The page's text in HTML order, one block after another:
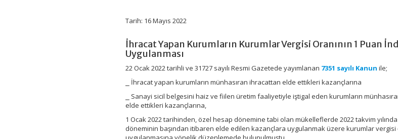
Tarih: 16 Mayıs 2022
İhracat Yapan Kurumların Kurumlar Vergisi Oranının 1 Puan
Uygulanması
22 Ocak 2022 tarihli ve 31727 sayılı Resmi Gazetede yayımlanan 7351 sayılı Kanun ile;
⎯ İhracat yapan kurumların münhasıran ihracattan elde ettikleri kazançlarına
⎯ Sanayi sicil belgesini haiz ve fiilen üretim faaliyetiyle iştigal eden kurumların
elde ettikleri kazançlarına,
1 Ocak 2022 tarihinden, özel hesap dönemine tabi olan mükelleflerde 2022 takvim
döneminin başından itibaren elde edilen kazançlara uygulanmak üzere kurumlar vergisi